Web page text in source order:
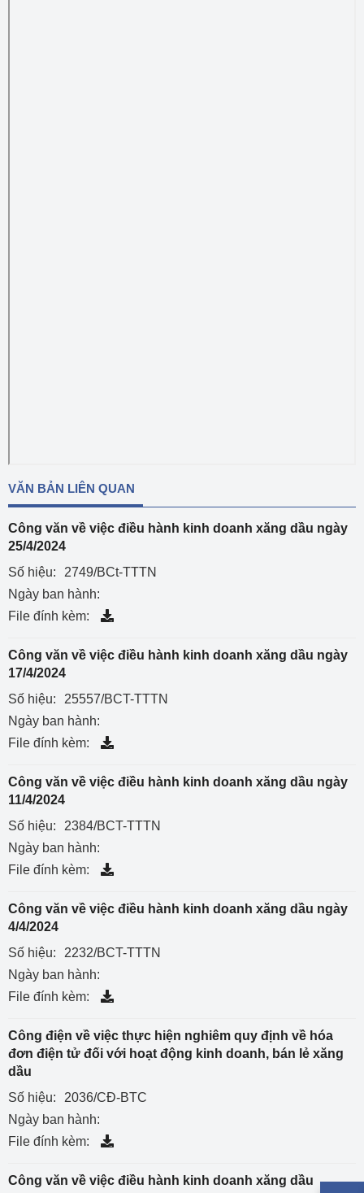
VĂN BẢN LIÊN QUAN
Công văn về việc điều hành kinh doanh xăng dầu ngày
25/4/2024
Số hiệu:
2749/BCt-TTTN
Ngày ban hành:
File đính kèm:
Công văn về việc điều hành kinh doanh xăng dầu ngày
17/4/2024
Số hiệu:
25557/BCT-TTTN
Ngày ban hành:
File đính kèm:
Công văn về việc điều hành kinh doanh xăng dầu ngày
11/4/2024
Số hiệu:
2384/BCT-TTTN
Ngày ban hành:
File đính kèm:
Công văn về việc điều hành kinh doanh xăng dầu ngày
4/4/2024
Số hiệu:
2232/BCT-TTTN
Ngày ban hành:
File đính kèm:
Công điện về việc thực hiện nghiêm quy định về hóa
đơn điện tử đối với hoạt động kinh doanh, bán lẻ xăng
dầu
Số hiệu:
2036/CĐ-BTC
Ngày ban hành:
File đính kèm:
Công văn về việc điều hành kinh doanh xăng dầu